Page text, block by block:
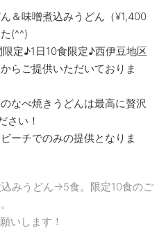
＆味噌煮込みうどん（¥1,400
(^^)
定♪1日10食限定♪西伊豆地区
らご提供いただいておりま
なべ焼きうどんは最高に贅沢
さい！
ーチでのみの提供となりま
みうどん→5食。限定10食のご
いします！